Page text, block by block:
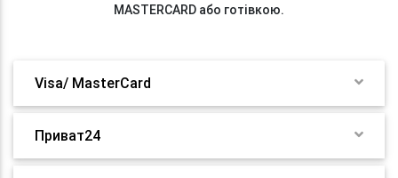
MASTERCARD або готівкою.
Visa/ MasterCard
Приват24